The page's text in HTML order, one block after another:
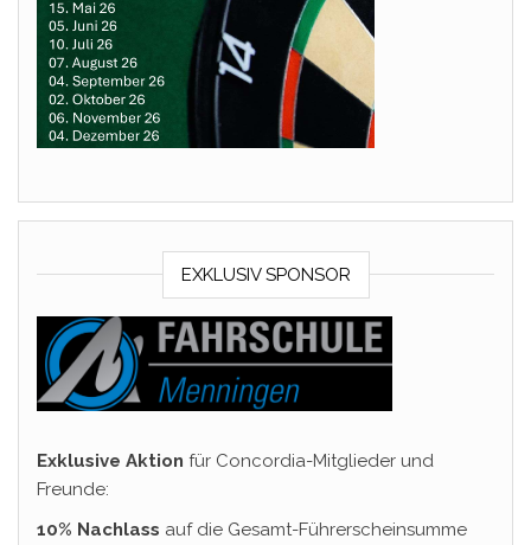
EXKLUSIV SPONSOR
Exklusive Aktion für Concordia-Mitglieder und
Freunde:
10% Nachlass auf die Gesamt-Führerscheinsumme